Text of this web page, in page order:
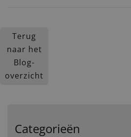
Terug
naar het
Blog-
overzicht
Categorieën